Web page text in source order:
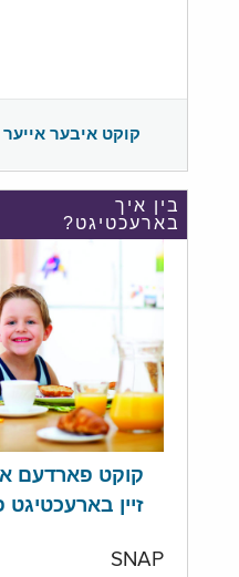
קוקט איבער
בין איך
בארעכטיגט?
קוקט פארדעם
זיין בארעכטיגט
SNAP